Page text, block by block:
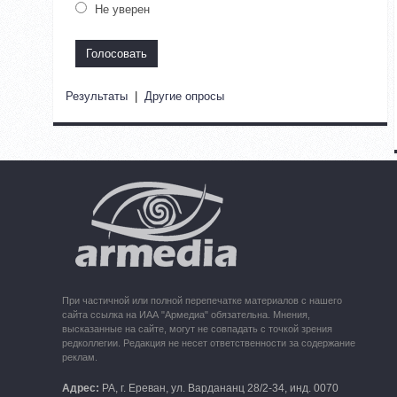
Не уверен
Результаты | Другие опросы
При частичной или полной перепечатке материалов с нашего
сайта ссылка на ИАА "Армедиа" обязательна. Мнения,
высказанные на сайте, могут не совпадать с точкой зрения
редколлегии. Редакция не несет ответственности за содержание
реклам.
Адрес: РА, г. Ереван, ул. Вардананц 28/2-34, инд. 0070